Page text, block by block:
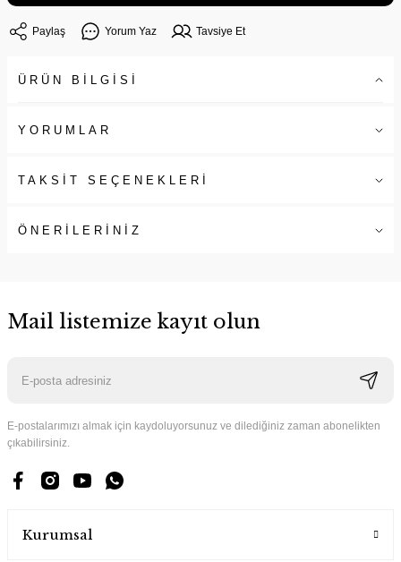
Paylaş Yorum Yaz Tavsiye Et
ÜRÜN BİLGİSİ
YORUMLAR
TAKSİT SEÇENEKLERİ
ÖNERİLERİNİZ
Mail listemize kayıt olun
E-postalarımızı almak için kaydoluyorsunuz ve dilediğiniz zaman abonelikten
çıkabilirsiniz.
Kurumsal